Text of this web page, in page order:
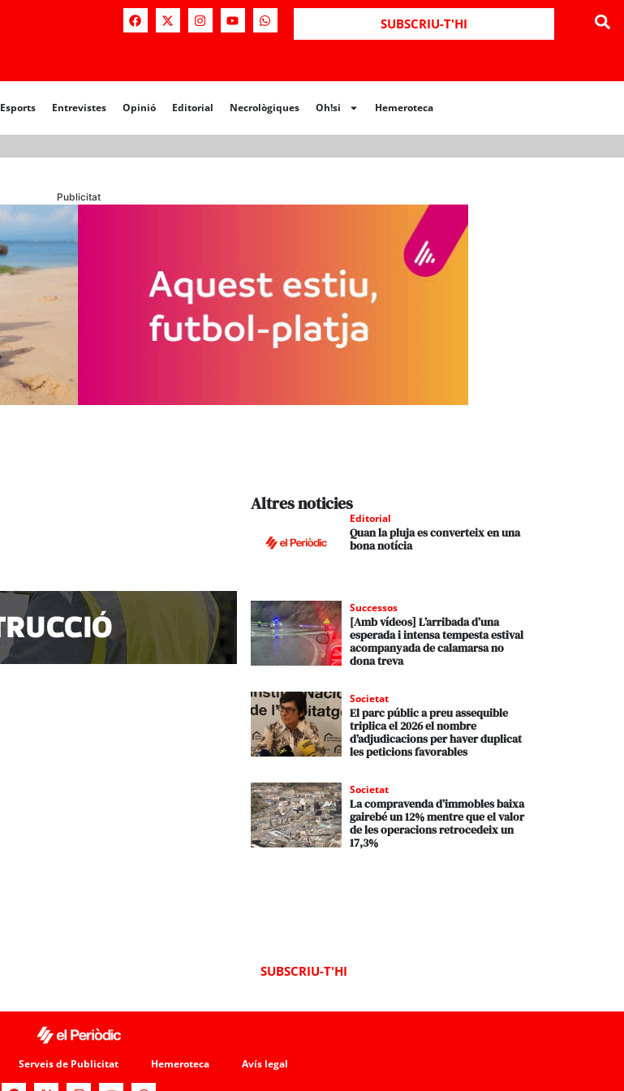
SUBSCRIU-T'HI
Esports Entrevistes Opinió Editorial Necrològiques Oh!si Hemeroteca
Opinió Editorial Necrològiques Hemeroteca
Publicitat
Altres noticies
Editorial
Quan la pluja es converteix en una
bona notícia
Successos
[Amb vídeos] L’arribada d’una
esperada i intensa tempesta estival
acompanyada de calamarsa no
dona treva
Societat
El parc públic a preu assequible
triplica el 2026 el nombre
d’adjudicacions per haver duplicat
les peticions favorables
Societat
La compravenda d’immobles baixa
gairebé un 12% mentre que el valor
de les operacions retrocedeix un
17,3%
SUBSCRIU-T'HI
Serveis de Publicitat Hemeroteca Avís legal